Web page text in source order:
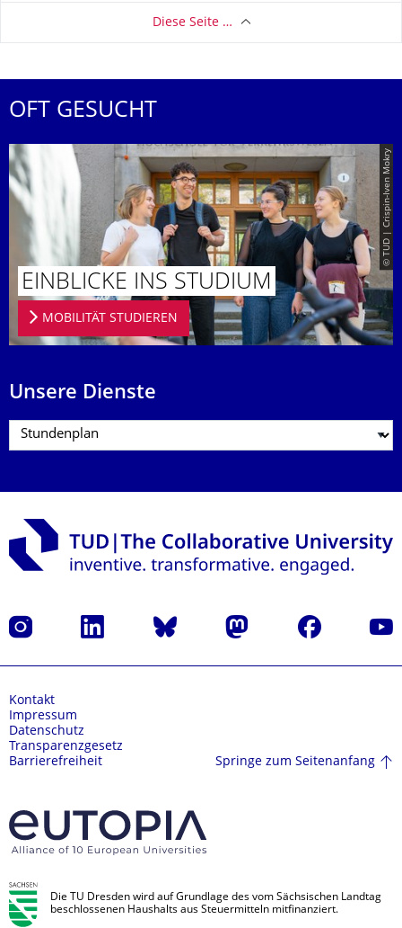
Diese Seite …
OFT GESUCHT
© TUD | Crispin-Iven Mokry
EINBLICKE INS STUDIUM
MOBILITÄT STUDIEREN
Unsere Dienste
Instagram LinkedIn Bluesky Mastodon Facebook
Kontakt
Impressum
Datenschutz
Transparenzgesetz
Barrierefreiheit
Springe zum Seitenanfang
Die TU Dresden wird auf Grundlage des vom Sächsischen Landtag
beschlossenen Haushalts aus Steuermitteln mitfinanziert.